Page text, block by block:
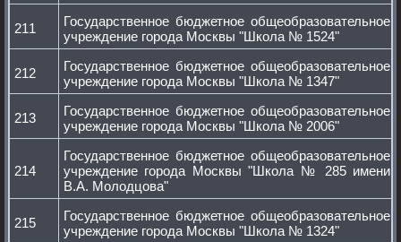
211
Государственное бюджетное общеобразовательное
учреждение города Москвы "Школа № 1524"
212
Государственное бюджетное общеобразовательное
учреждение города Москвы "Школа № 1347"
213
Государственное бюджетное общеобразовательное
учреждение города Москвы "Школа № 2006"
214
Государственное бюджетное общеобразовательное
учреждение города Москвы "Школа № 285 имени
В.А. Молодцова"
215
Государственное бюджетное общеобразовательное
учреждение города Москвы "Школа № 1324"